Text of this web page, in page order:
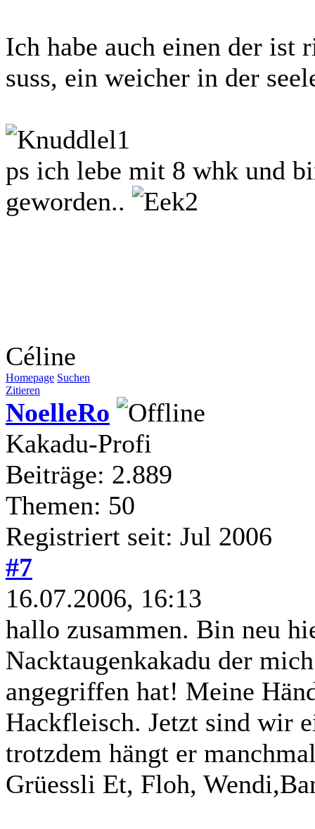
Ich habe auch einen der ist
suss, ein weicher in der
ps ich lebe mit 8 whk und
geworden..
Céline
Homepage Suchen
Zitieren
NoelleRo
Kakadu-Profi
Beiträge: 2.889
Themen: 50
Registriert seit: Jul 2006
#7
16.07.2006, 16:13
hallo zusammen. Bin neu
Nacktaugenkakadu der
angegriffen hat! Meine
Hackfleisch. Jetzt sind wir
trotzdem hängt er
Grüessli Et, Floh,